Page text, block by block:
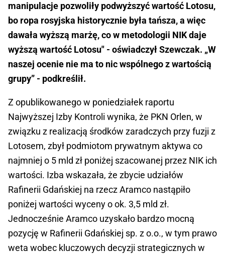
manipulacje pozwoliły podwyższyć wartość Lotosu,
bo ropa rosyjska historycznie była tańsza, a więc
dawała wyższą marżę, co w metodologii NIK daje
wyższą wartość Lotosu" - oświadczył Szewczak. „W
naszej ocenie nie ma to nic wspólnego z wartością
grupy” - podkreślił.
Z opublikowanego w poniedziałek raportu
Najwyższej Izby Kontroli wynika, że PKN Orlen, w
związku z realizacją środków zaradczych przy fuzji z
Lotosem, zbył podmiotom prywatnym aktywa co
najmniej o 5 mld zł poniżej szacowanej przez NIK ich
wartości. Izba wskazała, że zbycie udziałów
Rafinerii Gdańskiej na rzecz Aramco nastąpiło
poniżej wartości wyceny o ok. 3,5 mld zł.
Jednocześnie Aramco uzyskało bardzo mocną
pozycję w Rafinerii Gdańskiej sp. z o.o., w tym prawo
weta wobec kluczowych decyzji strategicznych w